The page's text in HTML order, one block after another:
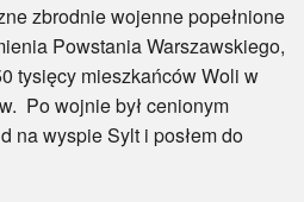
zbrodnie wojenne popełnione
Powstania Warszawskiego,
tysięcy mieszkańców Woli w
Po wojnie był cenionym
na wyspie Sylt i posłem do